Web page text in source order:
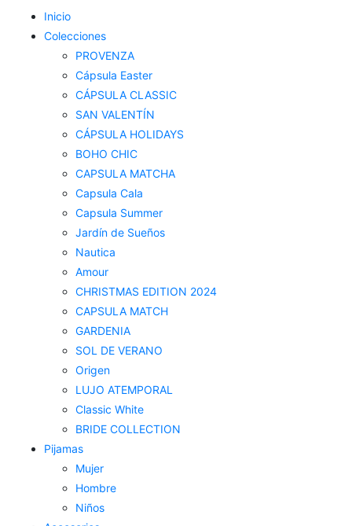
Inicio
Colecciones
PROVENZA
Cápsula Easter
CÁPSULA CLASSIC
SAN VALENTÍN
CÁPSULA HOLIDAYS
BOHO CHIC
CAPSULA MATCHA
Capsula Cala
Capsula Summer
Jardín de Sueños
Nautica
Amour
CHRISTMAS EDITION 2024
CAPSULA MATCH
GARDENIA
SOL DE VERANO
Origen
LUJO ATEMPORAL
Classic White
BRIDE COLLECTION
Pijamas
Mujer
Hombre
Niños